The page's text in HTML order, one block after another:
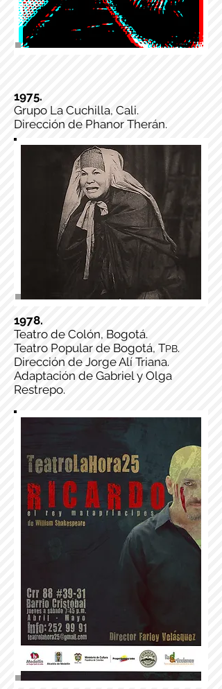
1975.
Grupo La Cuchilla, Cali.
Dirección de Phanor Therán.
1978.
Teatro de Colón, Bogotá.
Teatro Popular de Bogotá, TPB.
Dirección de Jorge Alí Triana.
Adaptación de Gabriel y Olga
Restrepo.